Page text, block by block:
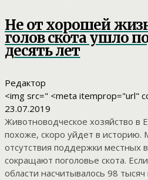
Не от хорошей
голов скота ушло
десять лет
Редактор
<img src=" <meta itemprop="url"
23.07.2019
Животноводческое хозяйство в
похоже, скоро уйдет в
отсутствия поддержки местных
сокращают поголовье скота.
области насчитывалось 98